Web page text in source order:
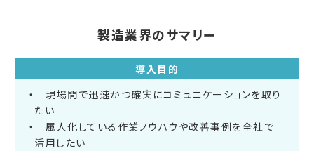
製造業界のサマリー
導入目的
現場間で迅速かつ確実にコミュニケーションを取り
たい
属人化している作業ノウハウや改善事例を全社で
活用したい